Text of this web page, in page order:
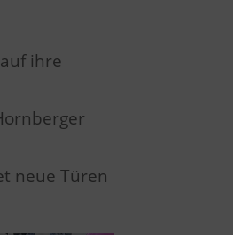
ihre
neue Türen